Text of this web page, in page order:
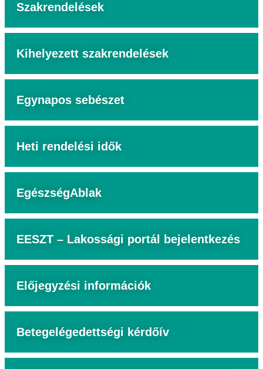
Szakrendelések
Kihelyezett szakrendelések
Egynapos sebészet
Heti rendelési idők
EgészségAblak
EESZT – Lakossági portál bejelentkezés
Előjegyzési információk
Betegelégedettségi kérdőív